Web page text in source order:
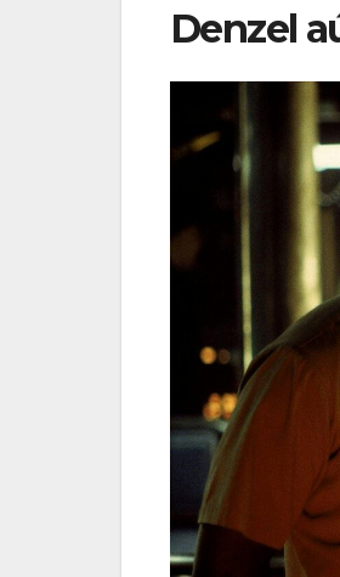
Denzel